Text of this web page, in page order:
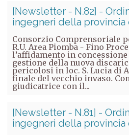
[Newsletter - N.82] -
ingegneri della provincia
Consorzio Comprensoriale
R.U. Area Piomba - Fino
l’affidamento in
gestione della nuova
pericolosi in loc. S. Lucia di
finale del vecchio invaso.
giudicatrice con il...
[Newsletter - N.81] -
ingegneri della provincia